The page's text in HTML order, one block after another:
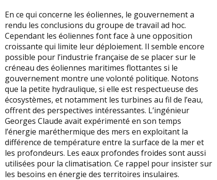
En ce qui concerne les éoliennes, le gouvernement a
rendu les conclusions du groupe de travail ad hoc.
Cependant les éoliennes font face à une opposition
croissante qui limite leur déploiement. Il semble encore
possible pour l’industrie française de se placer sur le
créneau des éoliennes maritimes flottantes si le
gouvernement montre une volonté politique. Notons
que la petite hydraulique, si elle est respectueuse des
écosystèmes, et notamment les turbines au fil de l’eau,
offrent des perspectives intéressantes. L’ingénieur
Georges Claude avait expérimenté en son temps
l’énergie maréthermique des mers en exploitant la
différence de température entre la surface de la mer et
les profondeurs. Les eaux profondes froides sont aussi
utilisées pour la climatisation. Ce rappel pour insister sur
les besoins en énergie des territoires insulaires.